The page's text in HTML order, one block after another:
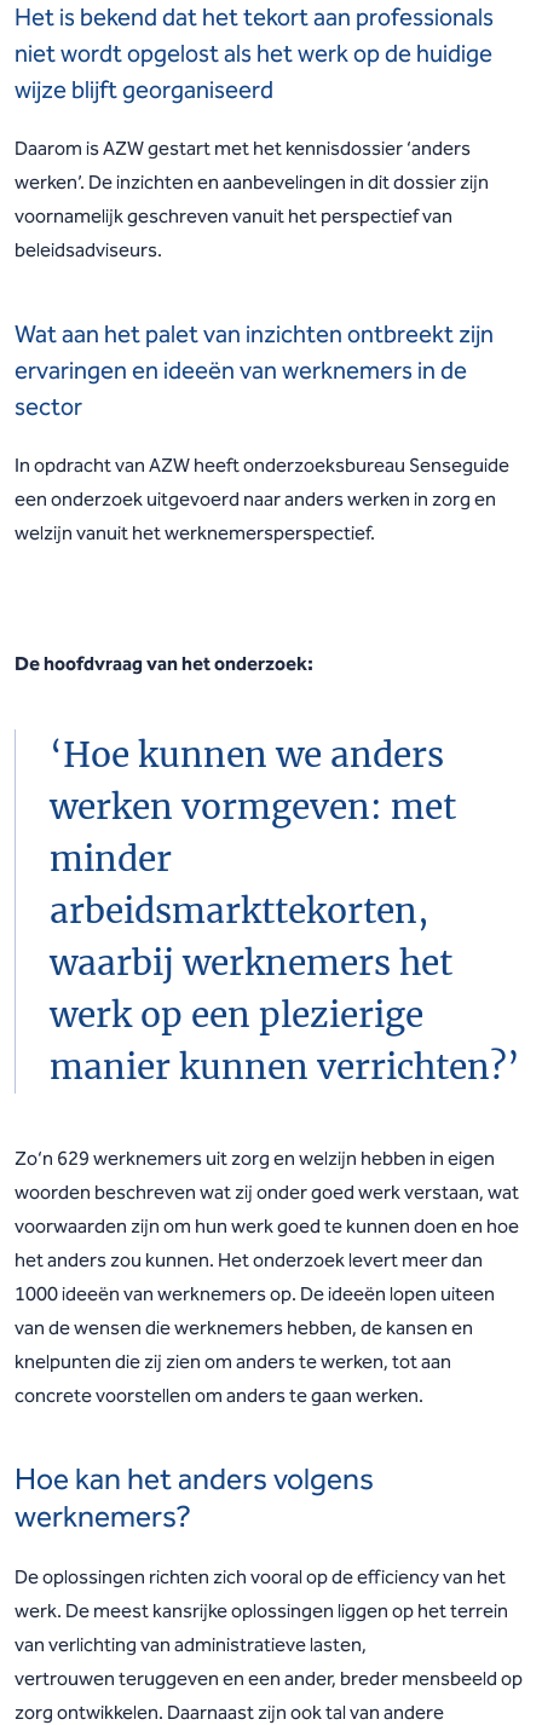
Het is bekend dat het tekort aan professionals
niet wordt opgelost als het werk op de huidige
wijze blijft georganiseerd
Daarom is AZW gestart met het kennisdossier ‘anders
werken’. De inzichten en aanbevelingen in dit dossier zijn
voornamelijk geschreven vanuit het perspectief van
beleidsadviseurs.
Wat aan het palet van inzichten ontbreekt zijn
ervaringen en ideeën van werknemers in de
sector
In opdracht van AZW heeft onderzoeksbureau Senseguide
een onderzoek uitgevoerd naar anders werken in zorg en
welzijn vanuit het werknemersperspectief.
De hoofdvraag van het onderzoek:
‘Hoe kunnen we anders
werken vormgeven: met
minder
arbeidsmarkttekorten,
waarbij werknemers het
werk op een plezierige
manier kunnen verrichten?’
Zo‘n 629 werknemers uit zorg en welzijn hebben in eigen
woorden beschreven wat zij onder goed werk verstaan, wat
voorwaarden zijn om hun werk goed te kunnen doen en hoe
het anders zou kunnen. Het onderzoek levert meer dan
1000 ideeën van werknemers op. De ideeën lopen uiteen
van de wensen die werknemers hebben, de kansen en
knelpunten die zij zien om anders te werken, tot aan
concrete voorstellen om anders tegaan werken.
Hoe kan het anders volgens
werknemers?
De oplossingen richten zich vooral op de efficiency van het
werk. De meest kansrijkeoplossingen liggen op het terrein
van verlichting van administratieve lasten,
vertrouwen teruggeven en een ander, breder mensbeeld op
zorg ontwikkelen. Daarnaast zijn ook tal van andere